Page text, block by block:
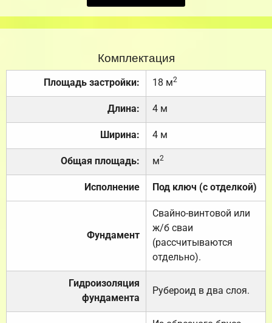
Комплектация
Площадь застройки: 18 м2
Длина: 4 м
Ширина: 4 м
Общая площадь: м2
Исполнение Под ключ (с отделкой)
Фундамент
Свайно-винтовой или
ж/б сваи
(рассчитываются
отдельно).
Гидроизоляция
фундамента
Рубероид в два слоя.